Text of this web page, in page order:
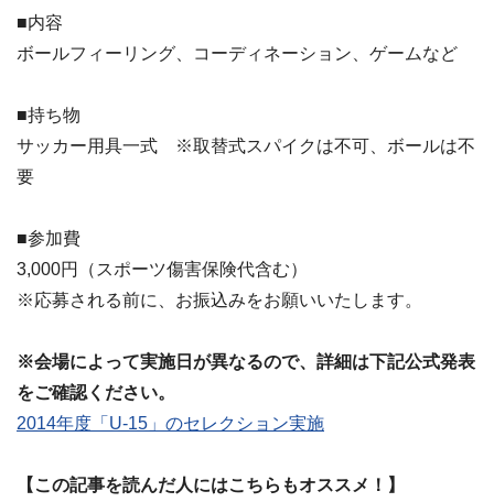
■内容
ボールフィーリング、コーディネーション、ゲームなど
■持ち物
サッカー用具一式 ※取替式スパイクは不可、ボールは不
要
■参加費
3,000円（スポーツ傷害保険代含む）
※応募される前に、お振込みをお願いいたします。
※会場によって実施日が異なるので、詳細は下記公式発表
をご確認ください。
2014年度「U-15」のセレクション実施
【この記事を読んだ人にはこちらもオススメ！】